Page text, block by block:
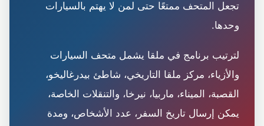
تجعل المتحف ممتعًا حتى لمن لا يهتم بالسيارات
وحدها.
لترتيب برنامج في ملقا يشمل متحف السيارات
والأزياء، مركز ملقا التاريخي، شاطئ بيدرغاليخو،
القصبة، الميناء، ماربيا، نيرخا، والتنقلات الخاصة،
يمكن إرسال تاريخ السفر، عدد الأشخاص، ومدة